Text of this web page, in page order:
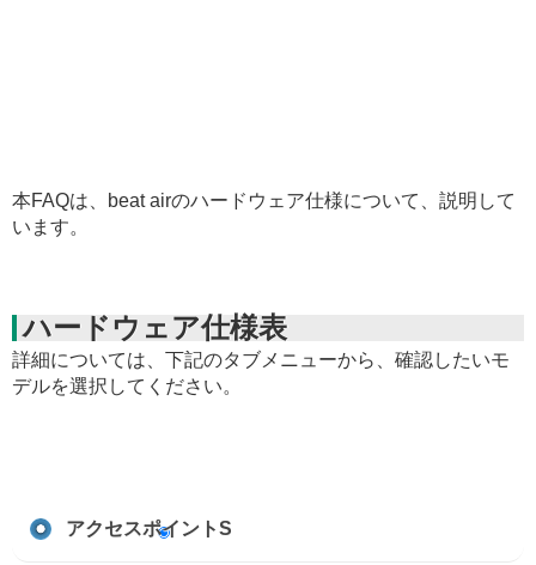
本FAQは、beat airのハードウェア仕様について、説明して
います。
ハードウェア仕様表
詳細については、下記のタブメニューから、確認したいモ
デルを選択してください。
アクセスポイントS